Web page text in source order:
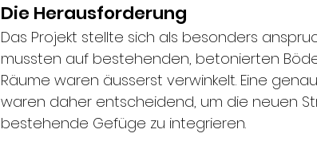
Die Herausforderung
Das Projekt stellte sich als besonders
mussten auf bestehenden, betonierten
Räume waren äusserst verwinkelt. Eine
waren daher entscheidend, um die neuen
bestehende Gefüge zu integrieren.